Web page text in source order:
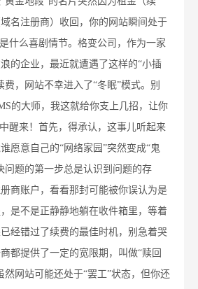
名注册商）收回，你的网站瞬间处于
什么喜剧情节。格变公司，作为一家
的企业，最近就遭遇了这样的“小插
，网站不幸进入了“冬眠”模式。别
的大师，我这就给你支上几招，让你
醒来！首先，得承认，这事儿听起来
愿意自己的“网络家园”突然变成“鬼
问题的第一步总是认识到问题的存
商账户，看看那封可能被你误认为是
是不是正静静地躺在收件箱里，等着
经错过了续费的最佳时机，别急着哭
都提供了一定的宽限期，叫做“赎回
然网站可能还处于“罢工”状态，但你还